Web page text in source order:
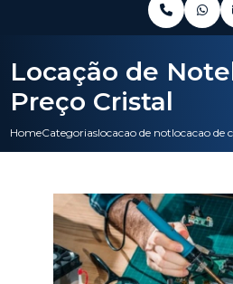
HomeCategoriaslocacao de notebooks
locacao de
Locação de
Preço Cristal